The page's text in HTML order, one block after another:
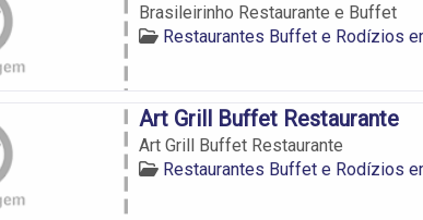
Brasileirinho Restaurante e Buffet
Restaurantes Buffet e Rodízios
Art Grill Buffet Restaurante
Art Grill Buffet Restaurante
Restaurantes Buffet e Rodízios